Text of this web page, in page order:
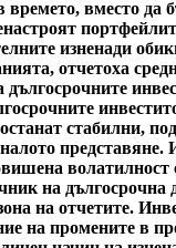
вместо да
изненади
отчетоха
стабилни,
представяне.
волатилност
на дългосрочна
на отчетите.
на промените в